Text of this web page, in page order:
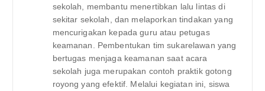
sekolah, membantu menertibkan lalu lintas di
sekitar sekolah, dan melaporkan tindakan yang
mencurigakan kepada guru atau petugas
keamanan. Pembentukan tim sukarelawan yang
bertugas menjaga keamanan saat acara
sekolah juga merupakan contoh praktik gotong
royong yang efektif. Melalui kegiatan ini, siswa